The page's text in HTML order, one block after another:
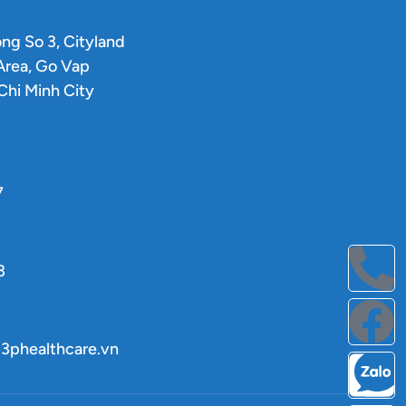
So 3, Cityland
Go Vap
Minh City